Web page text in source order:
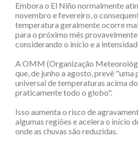
Embora o El Niño normalmente
novembro e fevereiro, o
temperatura geralmente ocorre
para o próximo mês
considerando o início e a
A OMM (Organização
que, de junho a agosto, prevê "uma
universal de temperaturas acima
praticamente todo o globo".
Isso aumenta o risco de
algumas regiões e acelera o início
onde as chuvas são reduzidas.